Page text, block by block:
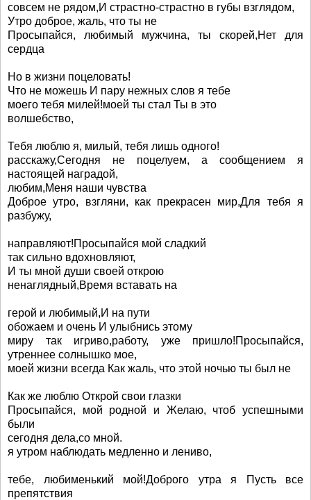
совсем не рядом,И страстно-страстно в губы взглядом,
Утро доброе, жаль, что ты не
Просыпайся, любимый мужчина, ты скорей,Нет для
сердца
Но в жизни поцеловать!
Что не можешь И пару нежных слов я тебе
моего тебя милей!моей ты стал Ты в это
волшебство,
Тебя люблю я, милый, тебя лишь одного!
расскажу,Сегодня не поцелуем, а сообщением я
настоящей наградой,
любим,Меня наши чувства
Доброе утро, взгляни, как прекрасен мир,Для тебя я
разбужу,
направляют!Просыпайся мой сладкий
так сильно вдохновляют,
И ты мной души своей открою
ненаглядный,Время вставать на
герой и любимый,И на пути
обожаем и очень И улыбнись этому
миру так игриво,работу, уже пришло!Просыпайся,
утреннее солнышко мое,
моей жизни всегда Как жаль, что этой ночью ты был не
Как же люблю Открой свои глазки
Просыпайся, мой родной и Желаю, чтоб успешными
были
сегодня дела,со мной.
я утром наблюдать медленно и лениво,
тебе, любименький мой!Доброго утра я Пусть все
препятствия